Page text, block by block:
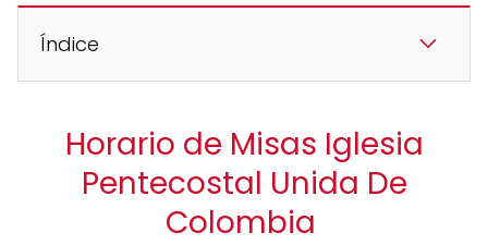
Índice
Horario de Misas Iglesia
Pentecostal Unida De
Colombia